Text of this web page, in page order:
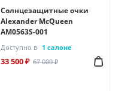
Солнцезащитные очки
Alexander McQueen
AM0563S-001
Доступно в 1 салоне
33 500 ₽ 67 000 ₽